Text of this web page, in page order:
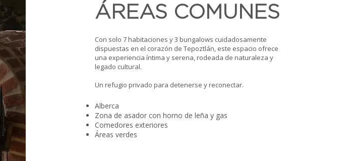
ÁREAS COMUNES
Con solo 7 habitaciones y 3 bungalows cuidadosamente
dispuestas en el corazón de Tepoztlán, este espacio ofrece
una experiencia íntima y serena, rodeada de naturaleza y
legado cultural.
Un refugio privado para detenerse y reconectar.
Alberca
Zona de asador con horno de leña y gas
Comedores exteriores
Áreas verdes